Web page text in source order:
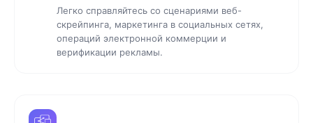
Легко справляйтесь со сценариями веб-
скрейпинга, маркетинга в социальных сетях,
операций электронной коммерции и
верификации рекламы.